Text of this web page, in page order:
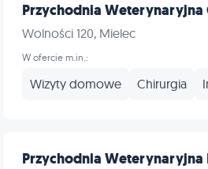
Przychodnia Weterynaryjna
Wolności 120, Mielec
W ofercie m.in.:
Wizyty domowe Chirurgia
Przychodnia Weterynaryjna